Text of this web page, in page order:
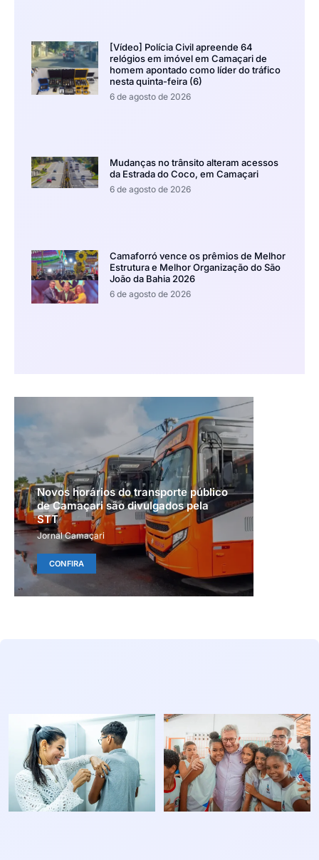
[Vídeo] Polícia Civil apreende 64
relógios em imóvel em Camaçari de
homem apontado como líder do tráfico
nesta quinta-feira (6)
6 de agosto de 2026
Mudanças no trânsito alteram acessos
da Estrada do Coco, em Camaçari
6 de agosto de 2026
Camaforró vence os prêmios de Melhor
Estrutura e Melhor Organização do São
João da Bahia 2026
6 de agosto de 2026
Novos horários do transporte público
de Camaçari são divulgados pela
STT
Jornal Camaçari
CONFIRA